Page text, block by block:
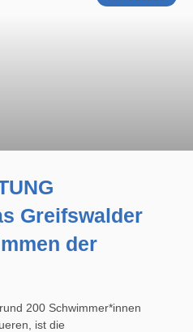
Greifswalder
der
200 Schwimmer*innen
ist die